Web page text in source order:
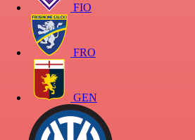
FIO
FRO
GEN